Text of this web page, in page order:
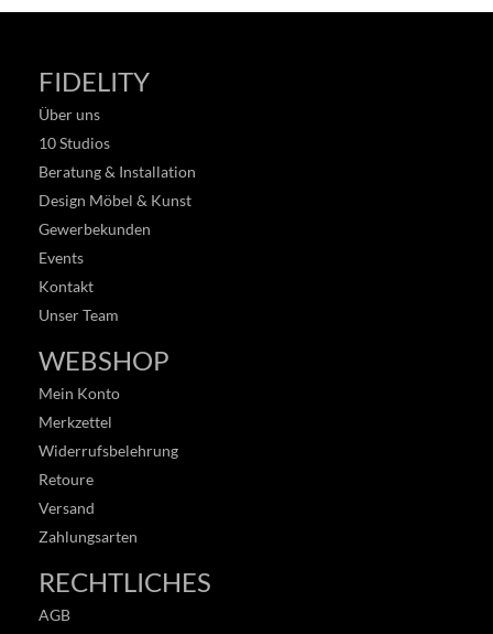
FIDELITY
Über uns
10 Studios
Beratung & Installation
Design Möbel & Kunst
Gewerbekunden
Events
Kontakt
Unser Team
WEBSHOP
Mein Konto
Merkzettel
Widerrufsbelehrung
Retoure
Versand
Zahlungsarten
RECHTLICHES
AGB